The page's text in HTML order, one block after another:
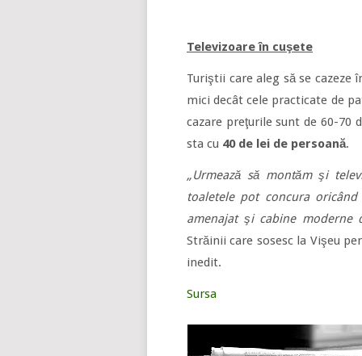
Televizoare în cuşete
Turiştii care aleg să se
mici decât cele practicate de
cazare preţurile sunt de 60-70
sta cu 40 de lei de persoană.
„Urmează să montăm şi
toaletele pot concura
amenajat şi cabine moderne
Străinii care sosesc la Vişeu
inedit.
Sursa